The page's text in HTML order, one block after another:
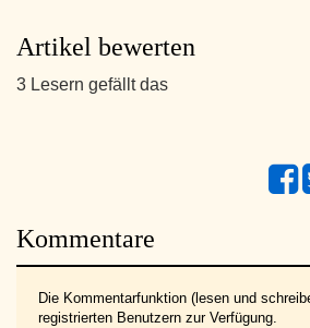
Artikel bewerten
3 Lesern gefällt das
Kommentare
Die Kommentarfunktion (lesen und
registrierten Benutzern zur Verfügung.